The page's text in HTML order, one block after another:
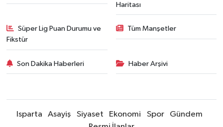
Haritası
Süper Lig Puan Durumu ve
Fikstür
Tüm Manşetler
Son Dakika Haberleri Haber Arşivi
Isparta Asayiş Siyaset Ekonomi Spor
Gündem